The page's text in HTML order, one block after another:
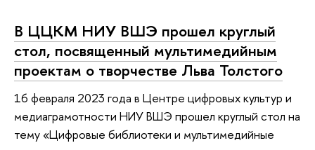
В ЦЦКМ НИУ ВШЭ прошел круглый
стол, посвященный мультимедийным
проектам о творчестве Льва Толстого
16 февраля 2023 года в Центре цифровых культур и
медиаграмотности НИУ ВШЭ прошел круглый стол на
тему «Цифровые библиотеки и мультимедийные